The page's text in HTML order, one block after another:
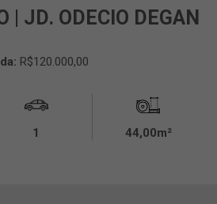
| JD. ODECIO DEGAN
R$120.000,00
1 44,00m²